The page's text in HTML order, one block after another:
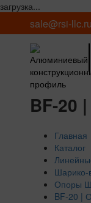
загрузка...
sale@rsi-llc.ru
BF-20
Главная
Каталог
Шарико-
Опоры
BF-20 |